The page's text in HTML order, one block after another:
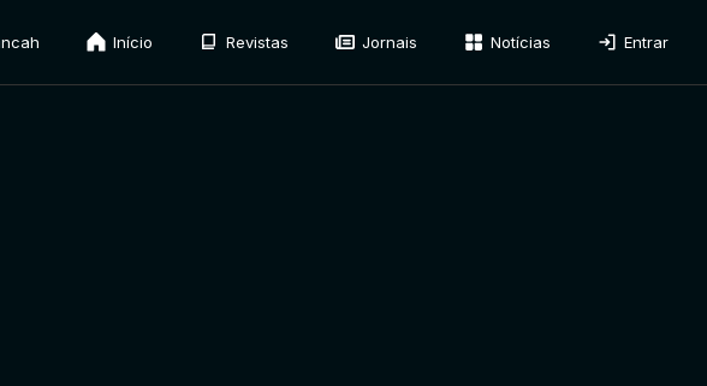
Início Revistas Jornais Notícias Entrar